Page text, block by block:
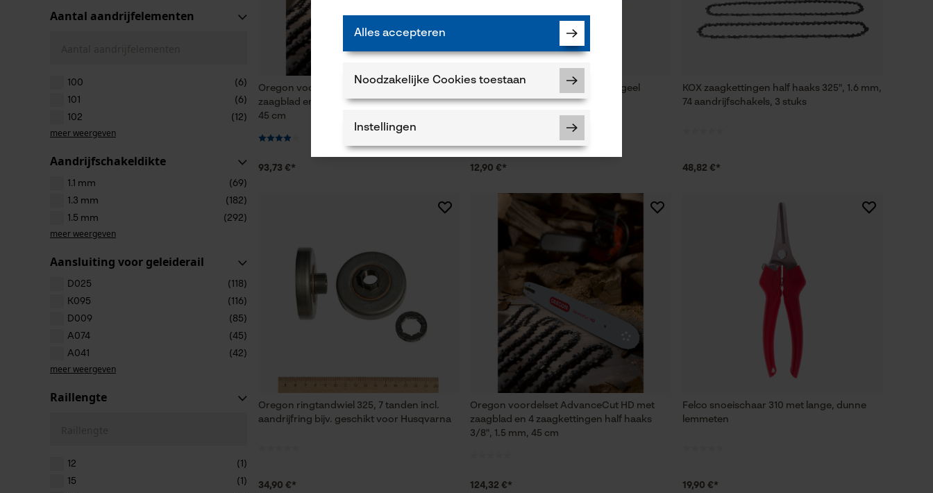
Aantal aandrijfelementen
100
(6)
101
(6)
102
(12)
meer weergeven
Aandrijfschakeldikte
1.1 mm
(69)
1.3 mm
(182)
1.5 mm
(292)
meer weergeven
Aansluiting voor geleiderail
D025
(118)
K095
(116)
D009
(85)
A074
(45)
A041
(42)
meer weergeven
Raillengte
12
(1)
15
(1)
Oregon voordelset ControlCut met
zaagblad en 4 zaagkettingen 325", 1.6 mm,
45 cm
93,73 €*
3M veiligheidsbril SecureFit 400, geel
12,90 €*
KOX zaagkettingen half haaks 325", 1.6 mm,
74 aandrijfschakels, 3 stuks
48,82 €*
Oregon ringtandwiel 325, 7 tanden incl.
aandrijfring bijv. geschikt voor Husqvarna
34,90 €*
Oregon voordelset AdvanceCut HD met
zaagblad en 4 zaagkettingen half haaks
3/8", 1.5 mm, 45 cm
124,32 €*
Felco snoeischaar 310 met lange, dunne
lemmeten
19,90 €*
Alles accepteren
Noodzakelijke Cookies toestaan
Instellingen
Noodzakelijke Cookies
De keuze voor gegevensverwerking
opslaan
Econda Tag Manager
Statistische Cookies
Fact-Finder Tracking